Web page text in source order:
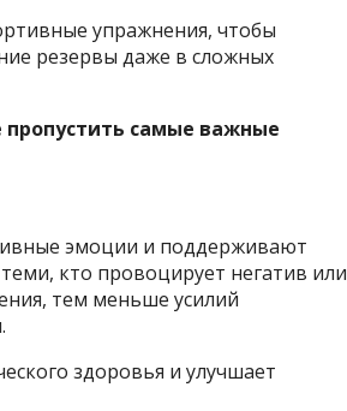
упражнения, чтобы
резервы даже в сложных
самые важные
эмоции и поддерживают
кто провоцирует негатив или
тем меньше усилий
здоровья и улучшает